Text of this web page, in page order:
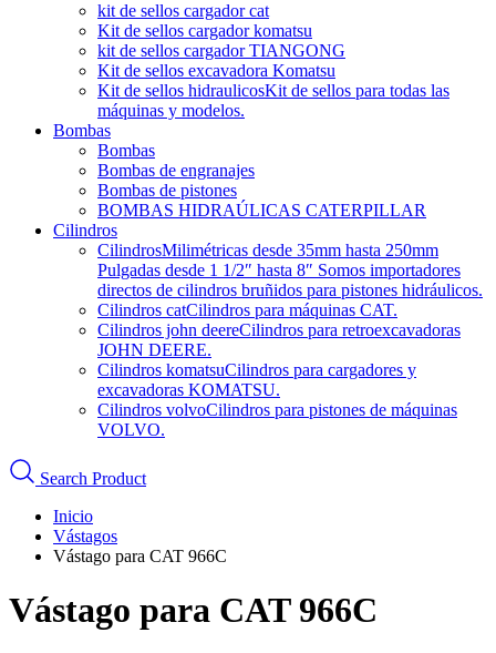
kit de sellos cargador cat
Kit de sellos cargador komatsu
kit de sellos cargador TIANGONG
Kit de sellos excavadora Komatsu
Kit de sellos hidraulicosKit de sellos para todas las
máquinas y modelos.
Bombas
Bombas
Bombas de engranajes
Bombas de pistones
BOMBAS HIDRAÚLICAS CATERPILLAR
Cilindros
CilindrosMilimétricas desde 35mm hasta 250mm
Pulgadas desde 1 1/2″ hasta 8″ Somos importadores
directos de cilindros bruñidos para pistones hidráulicos.
Cilindros catCilindros para máquinas CAT.
Cilindros john deereCilindros para retroexcavadoras
JOHN DEERE.
Cilindros komatsuCilindros para cargadores y
excavadoras KOMATSU.
Cilindros volvoCilindros para pistones de máquinas
VOLVO.
Search Product
Inicio
Vástagos
Vástago para CAT 966C
Vástago para CAT 966C